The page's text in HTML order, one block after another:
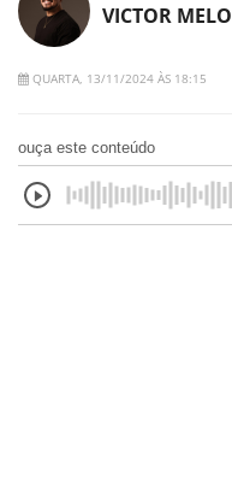
VICTOR MELO
QUARTA, 13/11/2024 ÀS 18:15
ouça este conteúdo